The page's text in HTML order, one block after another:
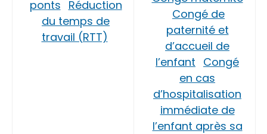
ponts Réduction
du temps de
travail (RTT)
Congé de
paternité et
d’accueil de
l’enfant Congé
en cas
d’hospitalisation
immédiate de
l’enfant après sa